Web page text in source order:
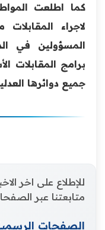
كما اطلعت
لاجراء
المسؤولين في
برامج المقابلات
جميع دوائرها
للإطلاع على اخر
متابعتنا عبر
الصفحات